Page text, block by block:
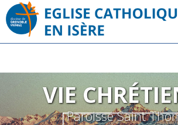
VIE
Paroisse Saint